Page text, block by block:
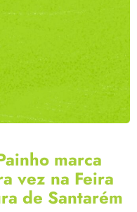
marca
vez na Feira
de Santarém